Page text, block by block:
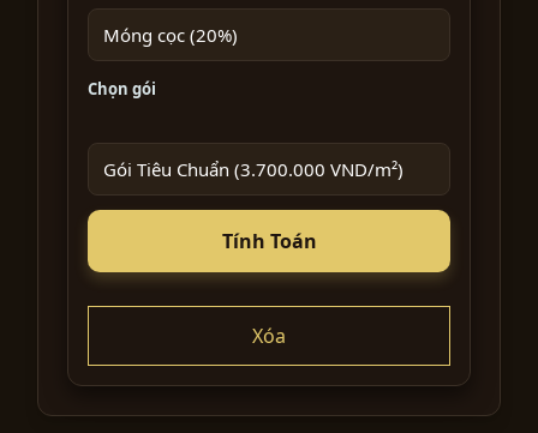
Chọn gói
Tính Toán
Xóa